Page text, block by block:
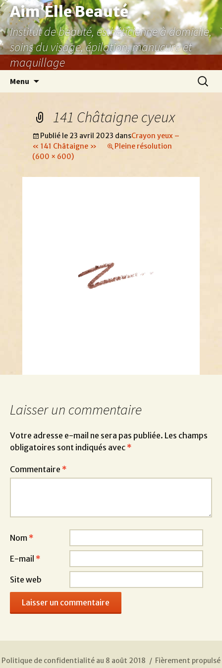
Aller
au
contenu
Aim’Elle Beauté
Institut de beauté, esthéticienne à domicile,
soins du visage, épilation, manucure et
maquillage
Menu
141 Châtaigne cyeux
Publié le 23 avril 2023 dansCrayon yeux –
« 141 Châtaigne »
Pleine résolution
(600 × 600)
Laisser un commentaire
Votre adresse e-mail ne sera pas publiée. Les champs
obligatoires sont indiqués avec *
Commentaire *
Nom *
E-mail *
Site web
Politique de confidentialité au 8 août 2018
Fièrement propulsé